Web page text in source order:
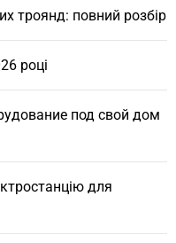
троянд: повний розбір
році
под свой дом
для